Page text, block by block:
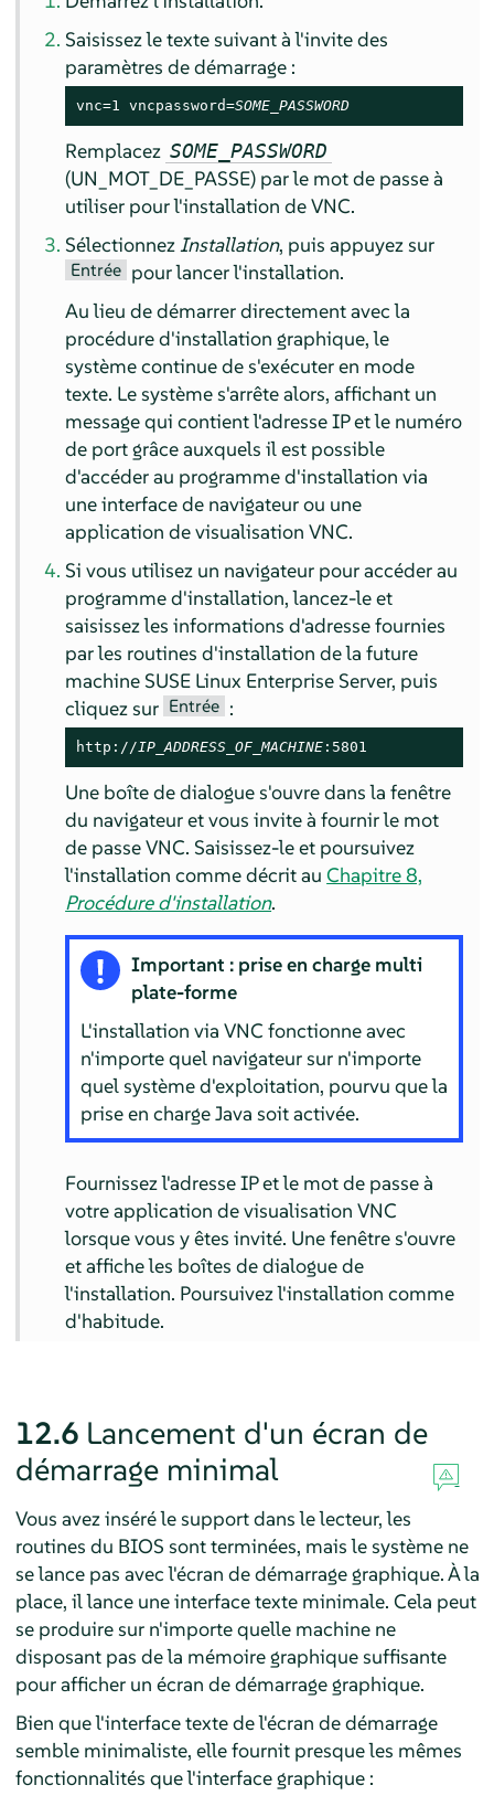
Saisissez le texte suivant à l'invite des
paramètres de démarrage :
vnc=1 vncpassword=SOME_PASSWORD
Remplacez SOME_PASSWORD
(UN_MOT_DE_PASSE) par le mot de passe à
utiliser pour l'installation de VNC.
SélectionnezInstallation, puis appuyez sur
Entrée pour lancer l'installation.
Au lieu de démarrer directement avec la
procédure d'installation graphique, le
système continue de s'exécuter en mode
texte. Le système s'arrête alors, affichant un
message qui contient l'adresse IP et le numéro
de port grâce auxquels il est possible
d'accéder au programme d'installation via
une interface de navigateur ou une
application de visualisation VNC.
Si vous utilisez un navigateur pour accéder au
programme d'installation, lancez-le et
saisissez les informations d'adresse fournies
par les routines d'installation de la future
machine SUSE Linux Enterprise Server, puis
cliquez sur Entrée :
http://IP_ADDRESS_OF_MACHINE :5801
Une boîte de dialogue s'ouvre dans la fenêtre
du navigateur et vous invite à fournir le mot
de passe VNC. Saisissez-le et poursuivez
l'installation comme décrit auChapitre 8,
Procédure d'installation.
Important : prise en charge multi
plate-forme
L'installation via VNC fonctionne avec
n'importe quel navigateur sur n'importe
quel système d'exploitation, pourvu que la
prise en charge Java soit activée.
Fournissez l'adresse IP et le mot de passe à
votre application de visualisation VNC
lorsque vous y êtes invité. Une fenêtre s'ouvre
et affiche les boîtes de dialogue de
l'installation. Poursuivez l'installation comme
d'habitude.
12.6 Lancement d'un écran de
démarrage minimal
Vous avez inséré le support dans le lecteur, les
routines du BIOS sont terminées, mais le système ne
se lance pas avec l'écran de démarrage graphique. À la
place, il lance une interface texte minimale. Cela peut
se produire sur n'importe quelle machine ne
disposant pas de la mémoire graphique suffisante
pour afficher un écran de démarrage graphique.
Bien que l'interface texte de l'écran de démarrage
semble minimaliste, elle fournit presque les mêmes
fonctionnalités que l'interface graphique :